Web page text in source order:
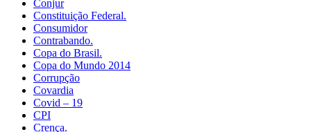
Conjur
Constituição Federal.
Consumidor
Contrabando.
Copa do Brasil.
Copa do Mundo 2014
Corrupção
Covardia
Covid – 19
CPI
Crença.